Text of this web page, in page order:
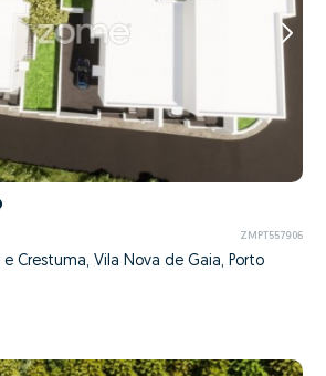
ZMPT557906
Crestuma, Vila Nova de Gaia, Porto